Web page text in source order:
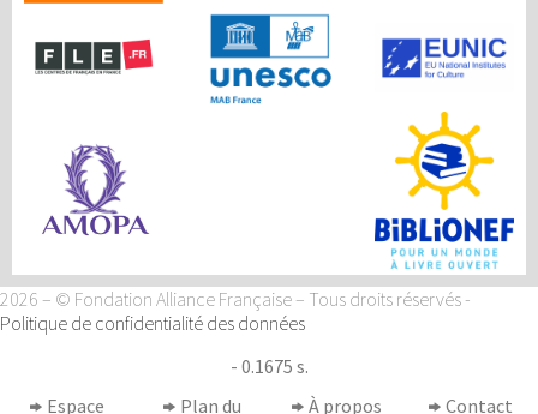
2026 – © Fondation Alliance Française – Tous droits réservés-
Politique de confidentialité des données
- 0.1675 s.
Espace
Plan du
À propos
Contact